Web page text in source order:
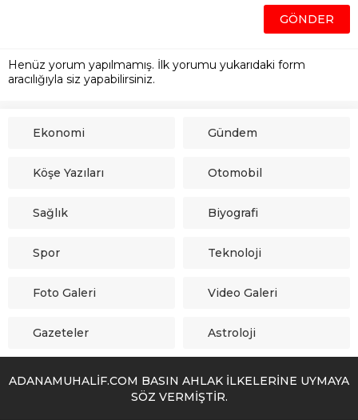
Henüz yorum yapılmamış. İlk yorumu yukarıdaki form
aracılığıyla siz yapabilirsiniz.
Ekonomi Gündem
Köşe Yazıları Otomobil
Sağlık Biyografi
Spor Teknoloji
Foto Galeri Video Galeri
Gazeteler Astroloji
ADANAMUHALİF.COM BASIN AHLAK İLKELERİNE UYMAYA
SÖZ VERMİŞTİR.